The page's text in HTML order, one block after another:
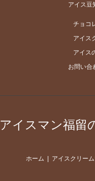
アイス豆
チョコ
アイス
アイス
お問い合
アイスマン福留
ホーム アイスクリー